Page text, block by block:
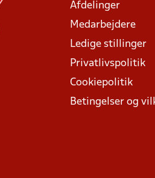
Afdelinger
Medarbejdere
Ledige stillinger
Privatlivspolitik
Cookiepolitik
Betingelser og